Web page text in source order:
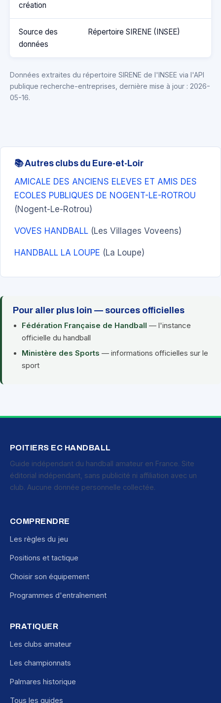
création
Source des
données
Répertoire SIRENE (INSEE)
Données extraites du répertoire SIRENE de l'INSEE via l'API
publique recherche-entreprises, dernière mise à jour : 2026-
05-16.
📚 Autres clubs du Eure-et-Loir
AMICALE DES ANCIENS ELEVES ET AMIS DES
ECOLES PUBLIQUES DE NOGENT-LE-ROTROU
(Nogent-Le-Rotrou)
VOVES HANDBALL (Les Villages Voveens)
HANDBALL LA LOUPE (La Loupe)
Pour aller plus loin — sources officielles
Fédération Française de Handball — l'instance
officielle du handball
Ministère des Sports — informations officielles sur le
sport
POITIERS EC HANDBALL
Guide indépendant du handball amateur en France. Site
éditorial indépendant, sans publicité ni affiliation avec un
club. Aucune donnée personnelle collectée.
COMPRENDRE
Les règles du jeu
Positions et tactique
Choisir son équipement
Programmes d'entraînement
PRATIQUER
Les clubs amateur
Les championnats
Palmares historique
Tous les guides